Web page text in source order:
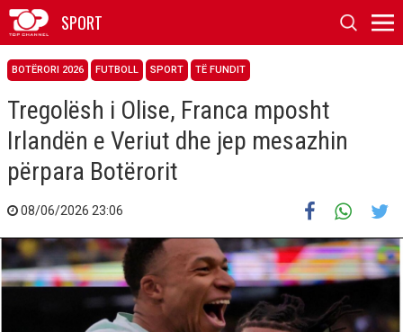
SPORT
BOTËRORI 2026 FUTBOLL SPORT TË FUNDIT
Tregolësh i Olise, Franca mposht
Irlandën e Veriut dhe jep mesazhin
përpara Botërorit
08/06/2026 23:06